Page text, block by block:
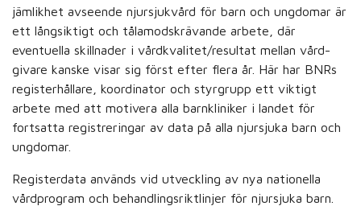
jämlikhet avseende njursjukvård för barn och ungdomar är
ett långsiktigt och tålamodskrävande arbete, där
eventuella skillnader i vårdkvalitet/resultat mellan vård-
givare kanske visar sig först efter flera år. Här har BNRs
registerhållare, koordinator och styrgrupp ett viktigt
arbete med att motivera alla barnkliniker i landet för
fortsatta registreringar av data på alla njursjuka barn och
ungdomar.
Registerdata används vid utveckling av nya nationella
vårdprogram och behandlingsriktlinjer för njursjuka barn.